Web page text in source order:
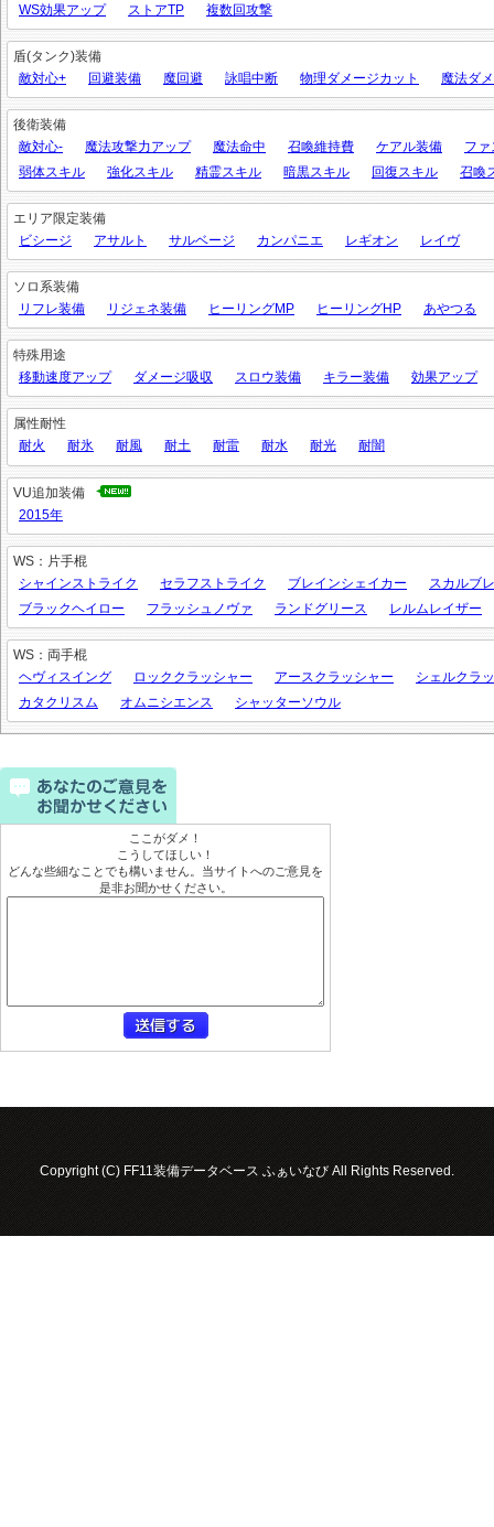
WS効果アップ
ストアTP 複数回攻撃
盾(タンク)装備
敵対心+
回避装備 魔回避 詠唱中断 物理ダメージカット 魔法ダ
後衛装備
敵対心-
魔法攻撃力アップ 魔法命中 召喚維持費 ケアル装備
フ
弱体スキル
強化スキル 精霊スキル 暗黒スキル 回復スキル 召喚
エリア限定装備
ビシージ
アサルト サルベージ カンパニエ レギオン レイヴ
ソロ系装備
リフレ装備
リジェネ装備 ヒーリングMP ヒーリングHP あやつる
特殊用途
移動速度アップ
ダメージ吸収 スロウ装備 キラー装備 効果アップ
属性耐性
耐火
耐氷 耐風 耐土 耐雷 耐水 耐光 耐闇
VU追加装備
2015年
WS：片手棍
シャインストライク
セラフストライク ブレインシェイカー
スカルブ
ブラックヘイロー
フラッシュノヴァ ランドグリース レルムレイザー
WS：両手棍
ヘヴィスイング
ロッククラッシャー アースクラッシャー
シェルクラ
カタクリスム
オムニシエンス シャッターソウル
ここがダメ！
こうしてほしい！
どんな些細なことでも構いません。当サイトへのご意見を
是非お聞かせください。
Copyright (C) FF11装備データベース ふぁいなび All Rights Reserved.